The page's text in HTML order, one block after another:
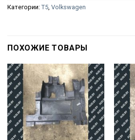
Категории: T5, Volkswagen
ПОХОЖИЕ ТОВАРЫ